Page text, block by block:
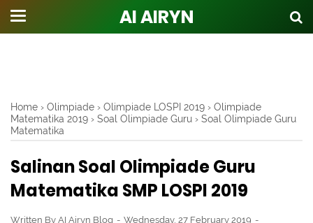
AI AIRYN
Home › Olimpiade › Olimpiade LOSPI 2019 › Olimpiade
Matematika 2019 › Soal Olimpiade Guru › Soal Olimpiade Guru
Matematika
Salinan Soal Olimpiade Guru
Matematika SMP LOSPI 2019
Written By AI Airyn Blog
Wednesday, 27 February 2019